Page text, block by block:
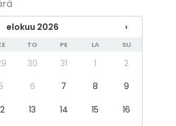
Event
elokuu 2026 ›
TO PE LA SU
30 31 1
2
5 6 7 8
9
13 14 15
16